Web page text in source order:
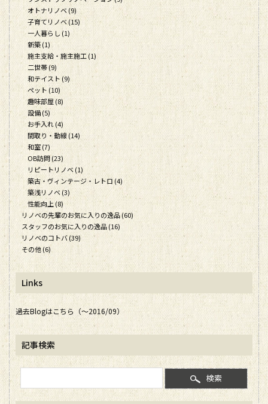
オトナリノベ (9)
子育てリノベ (15)
一人暮らし (1)
新築 (1)
施主支給・施主施工 (1)
二世帯 (9)
和テイスト (9)
ペット (10)
趣味部屋 (8)
設備 (5)
お手入れ (4)
間取り・動線 (14)
和室 (7)
OB訪問 (23)
リピートリノベ (1)
築古・ヴィンテージ・レトロ (4)
築浅リノベ (3)
性能向上 (8)
リノベの先輩のお気に入りの逸品 (60)
スタッフのお気に入りの逸品 (16)
リノベのコトバ (39)
その他 (6)
Links
過去Blogはこちら（～2016/09）
記事検索
検索